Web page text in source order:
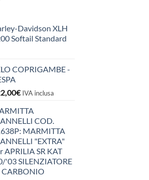
Davidson XLH
Softail Standard
COPRIGAMBE -
€ IVA inclusa
COD.
MARMITTA
"EXTRA"
APRILIA SR KAT
'03 SILENZIATORE
CARBONIO